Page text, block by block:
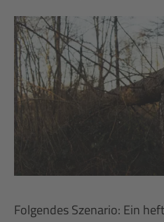
Folgendes Szenario: Ein